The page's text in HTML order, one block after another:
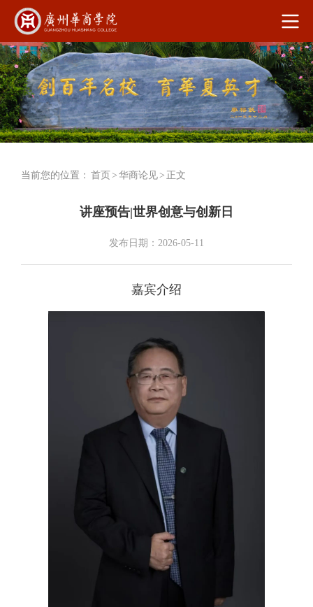
当前您的位置： 首页 > 华商论见> 正文
讲座预告|世界创意与创新日
发布日期：2026-05-11
嘉宾介绍